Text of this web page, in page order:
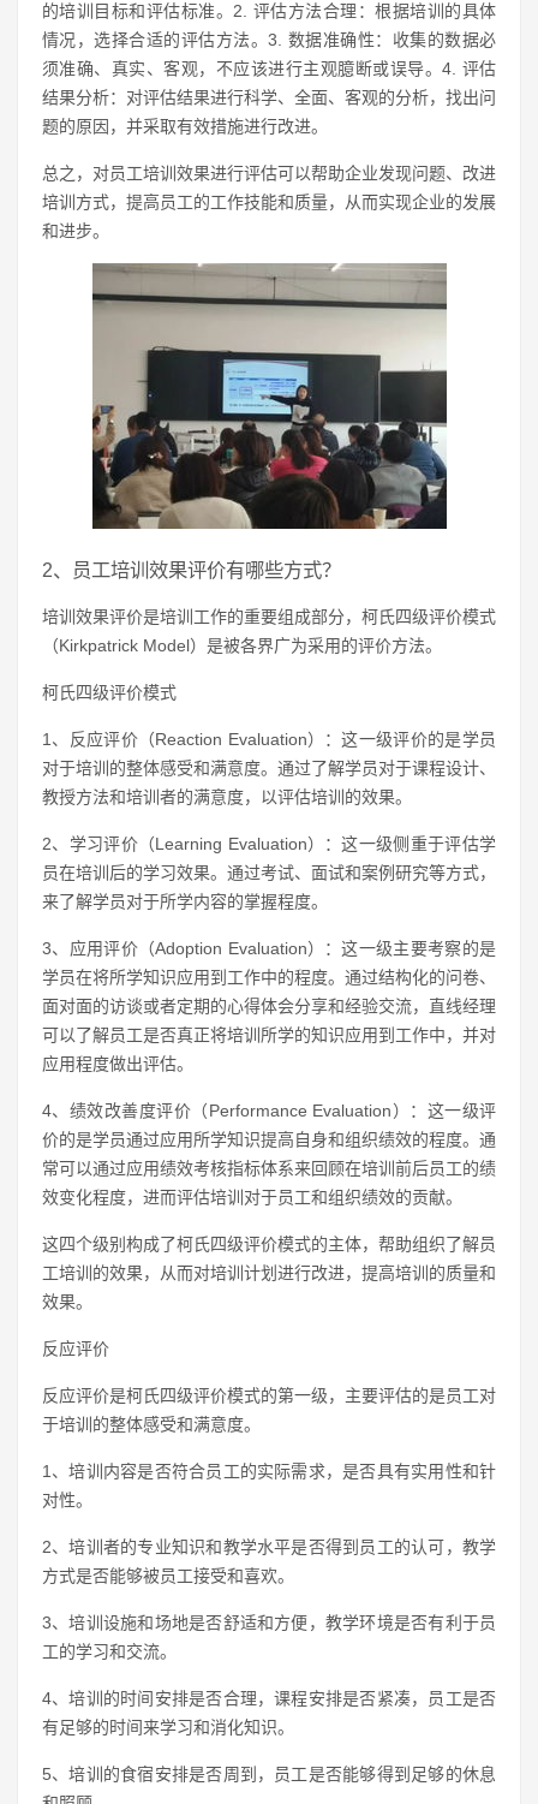
的培训目标和评估标准。2. 评估方法合理：根据培训的具体
情况，选择合适的评估方法。3. 数据准确性：收集的数据必
须准确、真实、客观，不应该进行主观臆断或误导。4. 评估
结果分析：对评估结果进行科学、全面、客观的分析，找出问
题的原因，并采取有效措施进行改进。
总之，对员工培训效果进行评估可以帮助企业发现问题、改进
培训方式，提高员工的工作技能和质量，从而实现企业的发展
和进步。
2、员工培训效果评价有哪些方式？
培训效果评价是培训工作的重要组成部分，柯氏四级评价模式
（Kirkpatrick Model）是被各界广为采用的评价方法。
柯氏四级评价模式
1、反应评价（Reaction Evaluation）：这一级评价的是学员
对于培训的整体感受和满意度。通过了解学员对于课程设计、
教授方法和培训者的满意度，以评估培训的效果。
2、学习评价（Learning Evaluation）：这一级侧重于评估学
员在培训后的学习效果。通过考试、面试和案例研究等方式，
来了解学员对于所学内容的掌握程度。
3、应用评价（Adoption Evaluation）：这一级主要考察的是
学员在将所学知识应用到工作中的程度。通过结构化的问卷、
面对面的访谈或者定期的心得体会分享和经验交流，直线经理
可以了解员工是否真正将培训所学的知识应用到工作中，并对
应用程度做出评估。
4、绩效改善度评价（Performance Evaluation）：这一级评
价的是学员通过应用所学知识提高自身和组织绩效的程度。通
常可以通过应用绩效考核指标体系来回顾在培训前后员工的绩
效变化程度，进而评估培训对于员工和组织绩效的贡献。
这四个级别构成了柯氏四级评价模式的主体，帮助组织了解员
工培训的效果，从而对培训计划进行改进，提高培训的质量和
效果。
反应评价
反应评价是柯氏四级评价模式的第一级，主要评估的是员工对
于培训的整体感受和满意度。
1、培训内容是否符合员工的实际需求，是否具有实用性和针
对性。
2、培训者的专业知识和教学水平是否得到员工的认可，教学
方式是否能够被员工接受和喜欢。
3、培训设施和场地是否舒适和方便，教学环境是否有利于员
工的学习和交流。
4、培训的时间安排是否合理，课程安排是否紧凑，员工是否
有足够的时间来学习和消化知识。
5、培训的食宿安排是否周到，员工是否能够得到足够的休息